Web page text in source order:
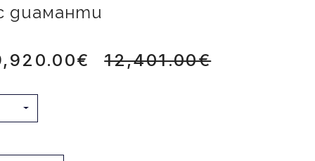
диаманти
12,401.00€